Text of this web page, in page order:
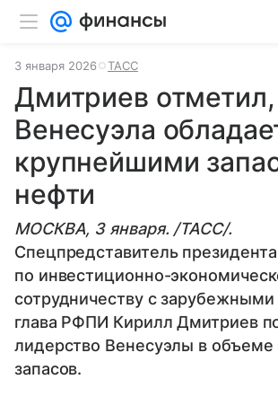
3 января 2026 ТАСС
Дмитриев отметил,
Венесуэла
крупнейшими
нефти
МОСКВА, 3 января. /ТАСС/.
Спецпредставитель
по инвестиционно-
сотрудничеству с
глава РФПИ Кирилл Дмитриев
лидерство Венесуэлы в объеме
запасов.